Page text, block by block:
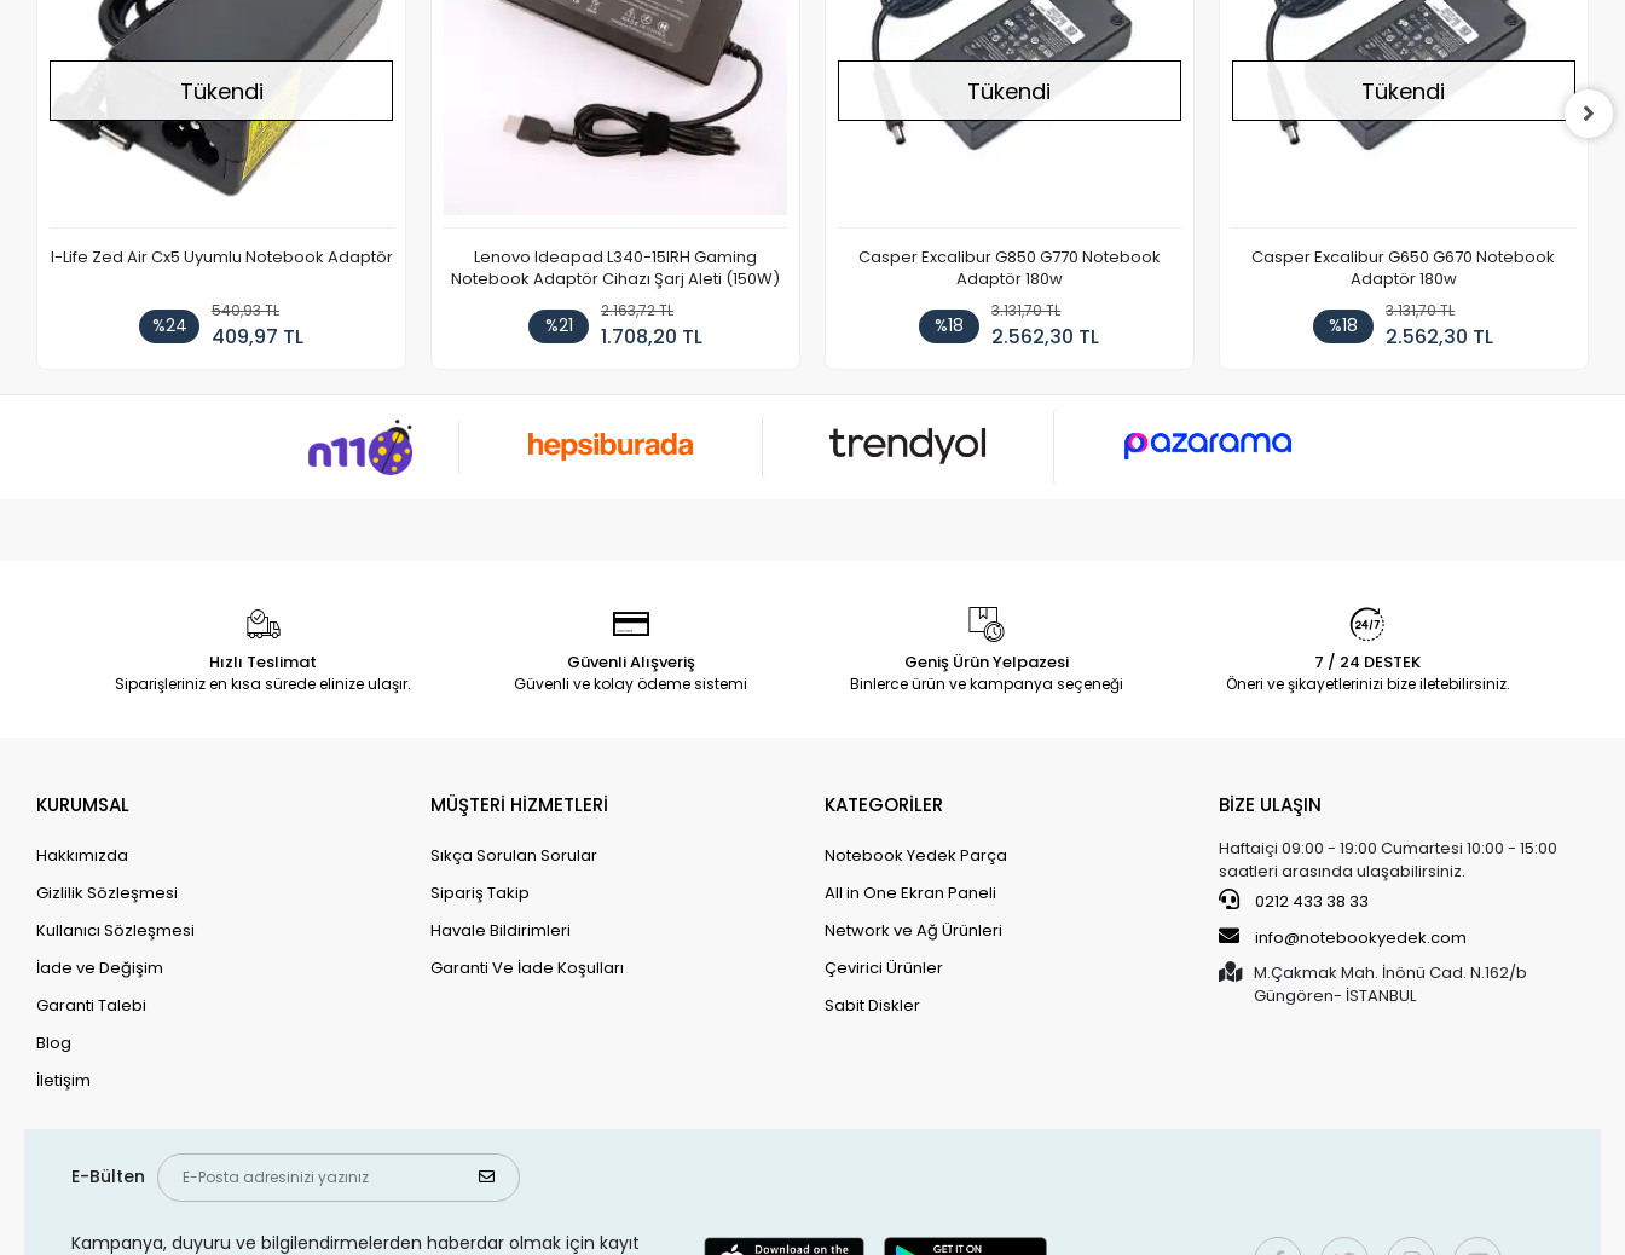
Tükendi
I-Life Zed Air Cx5 Uyumlu Notebook Adaptör
%24
540,93 TL
409,97 TL
Lenovo Ideapad L340-15IRH Gaming
Notebook Adaptör Cihazı Şarj Aleti (150W)
%21
2.163,72 TL
1.708,20 TL
Tükendi
Casper Excalibur G850 G770 Notebook
Adaptör 180w
%18
3.131,70 TL
2.562,30 TL
Tükendi
Casper Excalibur G650 G670 Notebook
Adaptör 180w
%18
3.131,70 TL
2.562,30 TL
Hızlı Teslimat
Siparişleriniz en kısa sürede elinize ulaşır.
Güvenli Alışveriş
Güvenli ve kolay ödeme sistemi
Geniş Ürün Yelpazesi
Binlerce ürün ve kampanya seçeneği
7 / 24 DESTEK
Öneri ve şikayetlerinizi bize iletebilirsiniz.
KURUMSAL
Hakkımızda
Gizlilik Sözleşmesi
Kullanıcı Sözleşmesi
İade ve Değişim
Garanti Talebi
Blog
İletişim
MÜŞTERİ HİZMETLERİ
Sıkça Sorulan Sorular
Sipariş Takip
Havale Bildirimleri
Garanti Ve İade Koşulları
KATEGORİLER
Notebook Yedek Parça
All in One Ekran Paneli
Network ve Ağ Ürünleri
Çevirici Ürünler
Sabit Diskler
BİZE ULAŞIN
Haftaiçi 09:00 - 19:00 Cumartesi 10:00 - 15:00
saatleri arasında ulaşabilirsiniz.
0212 433 38 33
info@notebookyedek.com
M.Çakmak Mah. İnönü Cad. N.162/b
Güngören- İSTANBUL
E-Bülten
Kampanya, duyuru ve bilgilendirmelerden haberdar olmak için kayıt